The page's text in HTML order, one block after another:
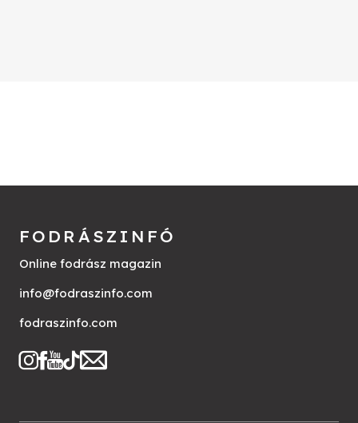
FODRÁSZINFÓ
Online fodrász magazin
info@fodraszinfo.com
fodraszinfo.com